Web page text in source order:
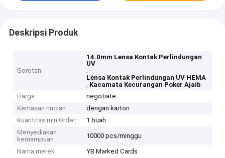
Deskripsi Produk
Sorotan
14.0mm Lensa Kontak Perlindungan
UV
,
Lensa Kontak Perlindungan UV HEMA
, Kacamata Kecurangan Poker Ajaib
Harga
negotiate
Kemasan rincian
dengan karton
Kuantitas min Order
1 buah
Menyediakan
kemampuan
10000 pcs/minggu
Nama merek YB Marked Cards